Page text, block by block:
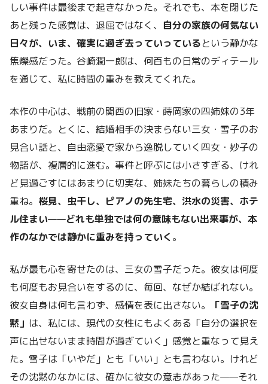
しい事件は最後まで起きなかった。それでも、本を閉じた
あと残った感覚は、退屈ではなく、 自分の家族の何気ない
日々が、いま、確実に過ぎ去っていっているという静かな
焦燥感だった。谷崎潤一郎は、何百もの日常のディテール
を通じて、私に時間の重みを教えてくれた。
本作の中心は、戦前の関西の旧家・蒔岡家の四姉妹の3年
あまりだ。とくに、結婚相手の決まらない三女・雪子のお
見合い話と、自由恋愛で家から逸脱していく四女・妙子の
物語が、複層的に進む。事件と呼ぶには小さすぎる、けれ
ど見過ごすにはあまりに切実な、姉妹たちの暮らしの積み
重ね。 桜見、虫干し、ピアノの先生宅、洪水の災害、ホテ
ル住まい——どれも単独では何の意味もない出来事が、本
作のなかでは静かに重みを持っていく 。
私が最も心を寄せたのは、三女の雪子だった。彼女は何度
も何度もお見合いをするのに、毎回、なぜか結ばれない。
彼女自身は何も言わず、感情を表に出さない。
「雪子の沈
黙」 は、私には、現代の女性にもよくある「自分の選択を
声に出せないまま時間が過ぎていく」感覚と重なって見え
た。雪子は「いやだ」とも「いい」とも言わない。けれど
その沈黙のなかには、確かに彼女の意志があった——それ